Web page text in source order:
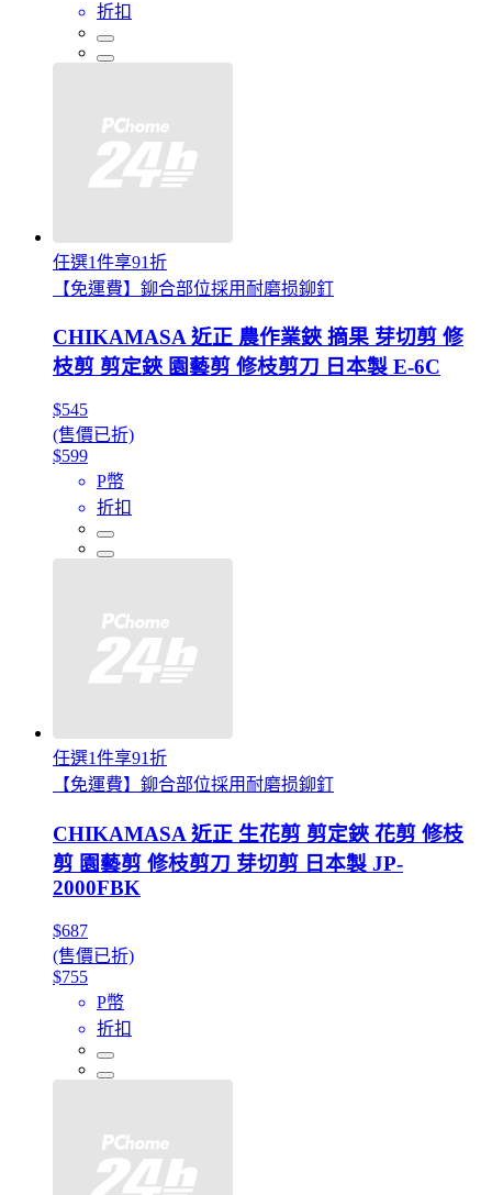
折扣
任選1件享91折
【免運費】鉚合部位採用耐磨损鉚釘
CHIKAMASA 近正 農作業鋏 摘果 芽切剪 修
枝剪 剪定鋏 園藝剪 修枝剪刀 日本製 E-6C
$545
(售價已折)
$599
P幣
折扣
任選1件享91折
【免運費】鉚合部位採用耐磨损鉚釘
CHIKAMASA 近正 生花剪 剪定鋏 花剪 修枝
剪 園藝剪 修枝剪刀 芽切剪 日本製 JP-
2000FBK
$687
(售價已折)
$755
P幣
折扣